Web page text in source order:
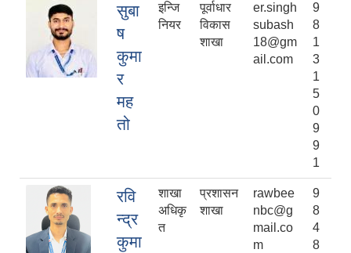
सुबा
ष
कुमा
र
मह
तो
इन्जि
नियर
पूर्वाधार
विकास
शाखा
er.singh
subash
18@gm
ail.com
9
8
1
3
1
5
0
9
9
1
रवि
न्द्र
कुमा
शाखा
अधिकृ
त
प्रशासन
शाखा
rawbee
nbc@g
mail.co
m
9
8
4
8